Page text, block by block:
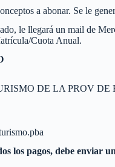
a abonar. Se le
le llegará un mail de
Cuota Anual.
DE LA PROV DE
los pagos, debe enviar